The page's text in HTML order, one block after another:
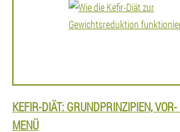
KEFIR-DIÄT: GRUNDPRINZIPIEN,
MENÜ